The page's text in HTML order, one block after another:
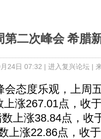
第二次峰会 希腊
24日 07:32 | 进入复兴论坛|
态度乐观，上周
涨267.01点，收
上涨38.84点，收
上涨22.86点，收